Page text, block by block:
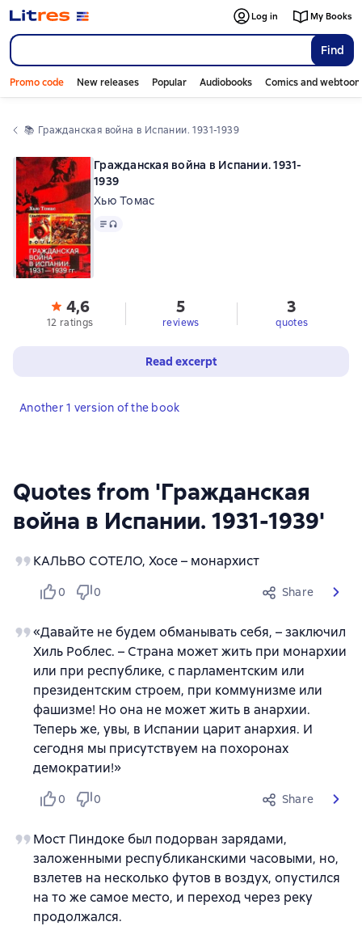
Find
Log in My Books
Promo code New releases Popular Audiobooks Comics and
📚 Гражданская война в Испании. 1931-1939
Quotes from 'Гражданская
война в Испании. 1931-1939'
КАЛЬВО СОТЕЛО, Хосе – монархист
0 0 Share
«Давайте не будем обманывать себя, – заключил
Хиль Роблес. – Страна может жить при монархии
или при республике, с парламентским или
президентским строем, при коммунизме или
фашизме! Но она не может жить в анархии.
Теперь же, увы, в Испании царит анархия. И
сегодня мы присутствуем на похоронах
демократии!»
0 0 Share
Мост Пиндоке был подорван зарядами,
заложенными республиканскими часовыми, но,
взлетев на несколько футов в воздух, опустился
на то же самое место, и переход через реку
продолжался.
Гражданская война в Испании. 1931-
1939
Хью Томас
Text, audio format available
4,6
12 ratings
5
reviews
3
quotes
Read excerpt
Another 1 version of the book